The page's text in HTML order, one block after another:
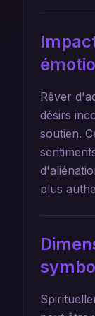
Rêver
désirs
soutien.
plus